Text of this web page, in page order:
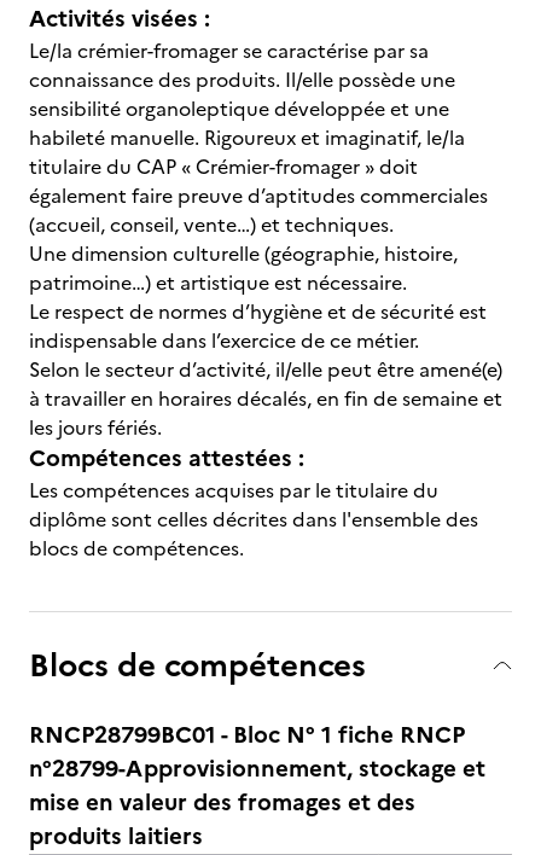
Activités visées :
Le/la crémier-fromager se caractérise par sa
connaissance des produits. Il/elle possède une
sensibilité organoleptique développée et une
habileté manuelle. Rigoureux et imaginatif, le/la
titulaire du CAP « Crémier-fromager » doit
également faire preuve d’aptitudes commerciales
(accueil, conseil, vente…) et techniques.
Une dimension culturelle (géographie, histoire,
patrimoine…) et artistique est nécessaire.
Le respect de normes d’hygiène et de sécurité est
indispensable dans l’exercice de ce métier.
Selon le secteur d’activité, il/elle peut être amené(e)
à travailler en horaires décalés, en fin de semaine et
les jours fériés.
Compétences attestées :
Les compétences acquises par le titulaire du
diplôme sont celles décrites dans l'ensemble des
blocs de compétences.
Blocs de compétences
RNCP28799BC01 - Bloc N° 1 fiche RNCP
n°28799-Approvisionnement, stockage et
mise en valeur des fromages et des
produits laitiers